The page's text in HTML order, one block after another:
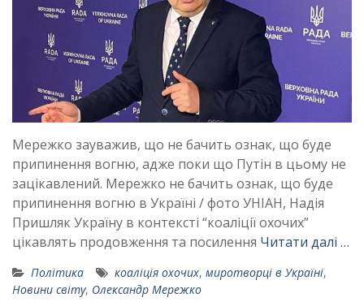
Мережко зауважив, що не бачить ознак, що буде
припинення вогню, адже поки що Путін в цьому не
зацікавлений. Мережко не бачить ознак, що буде
припинення вогню в Україні / фото УНІАН, Надія
Пришляк Україну в контексті “коаліції охочих”
цікавлять продовження та посилення Читати далі …
Політика коаліція охочих, миротворці в Україні,
Новини світу, Олександр Мережко